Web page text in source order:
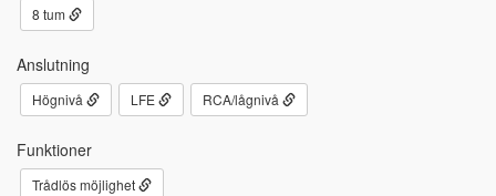
8 tum
Anslutning
Högnivå LFE RCA/lågnivå
Funktioner
Trådlös möjlighet